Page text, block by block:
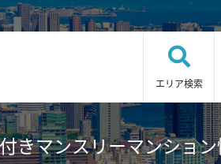
エリア検索
きマンスリーマンショ